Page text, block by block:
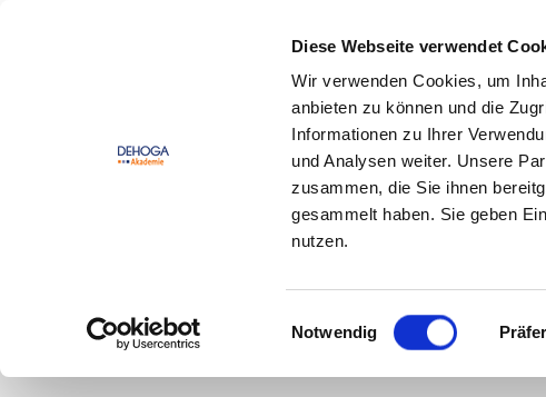
Diese Webseite verwendet
Wir verwenden Cookies, um
anbieten zu können und die
Informationen zu Ihrer
und Analysen weiter. Unsere
zusammen, die Sie ihnen
gesammelt haben. Sie geben
nutzen.
Einwilligungsauswahl
Notwendig
DEHOGA
Lernwelt
Offene
Seminare